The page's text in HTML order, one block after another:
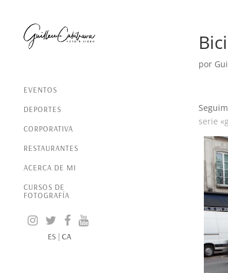
EVENTOS
DEPORTES
CORPORATIVA
RESTAURANTES
ACERCA DE MI
CURSOS DE
FOTOGRAFÍA
ES| CA
por
serie